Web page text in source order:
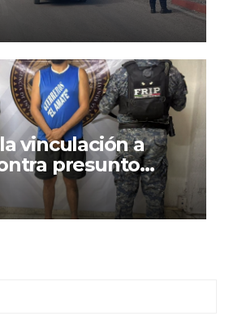
vinculación a
presunto
de violencia